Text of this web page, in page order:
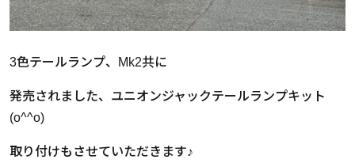
3色テールランプ、Mk2共に
発売されました、ユニオンジャックテールランプキット
(o^^o)
取り付けもさせていただきます♪